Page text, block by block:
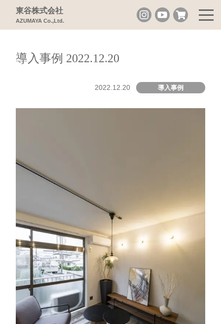
東谷株式会社
AZUMAYA Co.,Ltd.
導入事例 2022.12.20
2022.12.20 導入事例